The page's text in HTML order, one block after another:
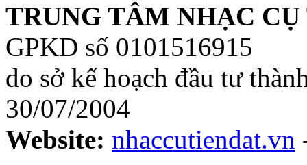
TRUNG TÂM NHẠC
GPKD số 0101516915
do sở kế hoạch đầu tư
30/07/2004
Website: nhaccutiendat.vn